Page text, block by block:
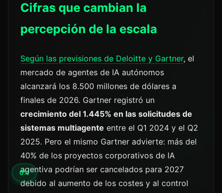
Cifras que cambian la
percepción de la escala
Según las previsiones de Deloitte y Gartner, el
mercado de agentes de IA autónomos
alcanzará los 8.500 millones de dólares a
finales de 2026. Gartner registró un
crecimiento del 1.445% en las solicitudes de
sistemas multiagente entre el Q1 2024 y el Q2
2025. Pero el mismo Gartner advierte: más del
40% de los proyectos corporativos de IA
agentiva podrían ser cancelados para 2027
debido al aumento de los costes y al control